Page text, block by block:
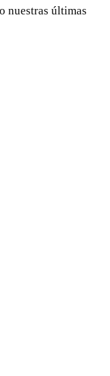
nuestras últimas